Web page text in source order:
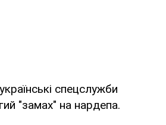
спецслужби
"замах" на нардепа.